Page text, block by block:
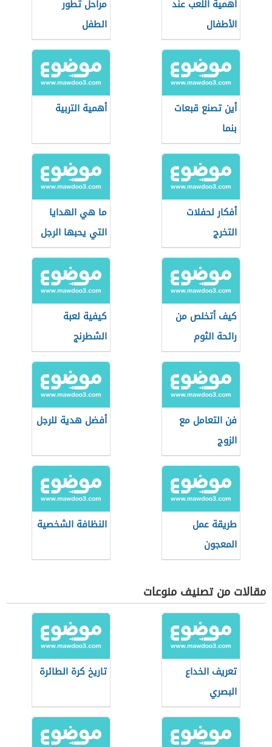
أهمية اللعب عند
الأطفال
مراحل تطور
الطفل
أين تصنع قبعات
بنما
أهمية التربية
أفكار لحفلات
التخرج
ما هي الهدايا
التي يحبها الرجل
في عيد ميلاده
كيف أتخلص من
رائحة الثوم
كيفية لعبة
الشطرنج
فن التعامل مع
الزوج
أفضل هدية للرجل
طريقة عمل
المعجون
النظافة الشخصية
مقالات من تصنيف منوعات
تعريف الخداع
البصري
تاريخ كرة الطائرة